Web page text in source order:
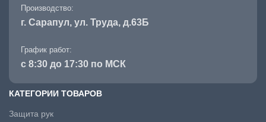
КАТЕГОРИИ ТОВАРОВ
Защита рук
Производство:
г. Сарапул, ул. Труда, д.63Б
График работ:
с 8:30 до 17:30 по МСК